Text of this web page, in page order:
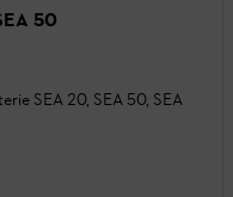
50
SEA 20, SEA 50, SEA